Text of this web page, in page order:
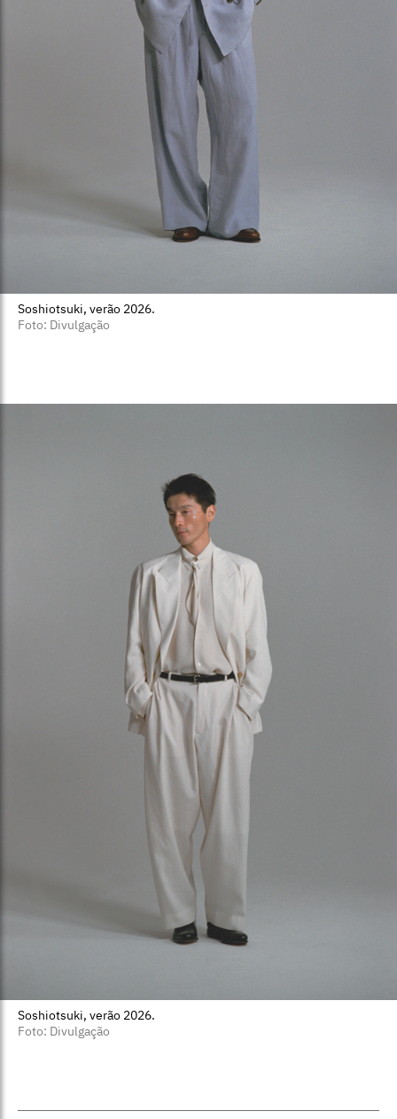
Soshiotsuki, verão 2026.
Foto: Divulgação
Soshiotsuki, verão 2026.
Foto: Divulgação